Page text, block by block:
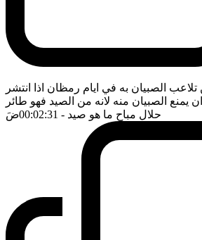
الصبيان به في ايام رمظان اذا انتشر
يمنع الصبيان منه لانه من الصيد فهو طائر
حلال مباح ما هو صيد - 00:02:31 ضَ